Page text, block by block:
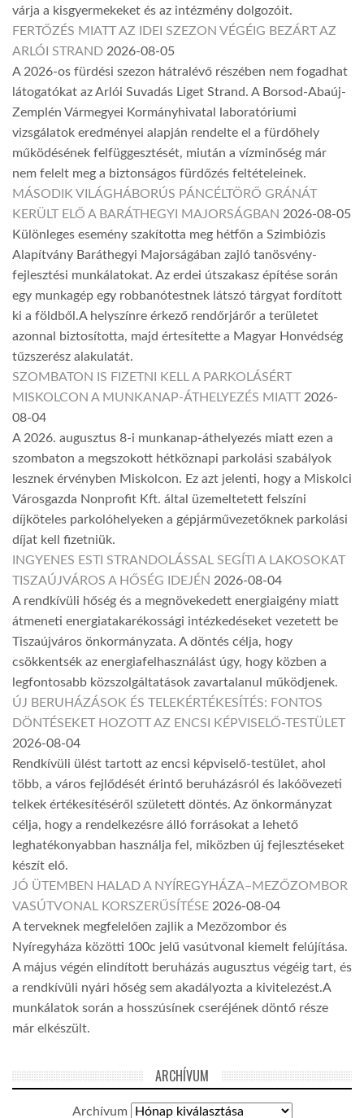
várja a kisgyermekeket és az intézmény dolgozóit.
FERTŐZÉS MIATT AZ IDEI SZEZON VÉGÉIG BEZÁRT AZ
ARLÓI STRAND 2026-08-05
A 2026-os fürdési szezon hátralévő részében nem fogadhat
látogatókat az Arlói Suvadás Liget Strand. A Borsod-Abaúj-
Zemplén Vármegyei Kormányhivatal laboratóriumi
vizsgálatok eredményei alapján rendelte el a fürdőhely
működésének felfüggesztését, miután a vízminőség már
nem felelt meg a biztonságos fürdőzés feltételeinek.
MÁSODIK VILÁGHÁBORÚS PÁNCÉLTÖRŐ GRÁNÁT
KERÜLT ELŐ A BARÁTHEGYI MAJORSÁGBAN 2026-08-05
Különleges esemény szakította meg hétfőn a Szimbiózis
Alapítvány Baráthegyi Majorságában zajló tanösvény-
fejlesztési munkálatokat. Az erdei útszakasz építése során
egy munkagép egy robbanótestnek látszó tárgyat fordított
ki a földből.A helyszínre érkező rendőrjárőr a területet
azonnal biztosította, majd értesítette a Magyar Honvédség
tűzszerész alakulatát.
SZOMBATON IS FIZETNI KELL A PARKOLÁSÉRT
MISKOLCON A MUNKANAP-ÁTHELYEZÉS MIATT 2026-
08-04
A 2026. augusztus 8-i munkanap-áthelyezés miatt ezen a
szombaton a megszokott hétköznapi parkolási szabályok
lesznek érvényben Miskolcon. Ez azt jelenti, hogy a Miskolci
Városgazda Nonprofit Kft. által üzemeltetett felszíni
díjköteles parkolóhelyeken a gépjárművezetőknek parkolási
díjat kell fizetniük.
INGYENES ESTI STRANDOLÁSSAL SEGÍTI A LAKOSOKAT
TISZAÚJVÁROS A HŐSÉG IDEJÉN 2026-08-04
A rendkívüli hőség és a megnövekedett energiaigény miatt
átmeneti energiatakarékossági intézkedéseket vezetett be
Tiszaújváros önkormányzata. A döntés célja, hogy
csökkentsék az energiafelhasználást úgy, hogy közben a
legfontosabb közszolgáltatások zavartalanul működjenek.
ÚJ BERUHÁZÁSOK ÉS TELEKÉRTÉKESÍTÉS: FONTOS
DÖNTÉSEKET HOZOTT AZ ENCSI KÉPVISELŐ-TESTÜLET
2026-08-04
Rendkívüli ülést tartott az encsi képviselő-testület, ahol
több, a város fejlődését érintő beruházásról és lakóövezeti
telkek értékesítéséről született döntés. Az önkormányzat
célja, hogy a rendelkezésre álló forrásokat a lehető
leghatékonyabban használja fel, miközben új fejlesztéseket
készít elő.
JÓ ÜTEMBEN HALAD A NYÍREGYHÁZA–MEZŐZOMBOR
VASÚTVONAL KORSZERŰSÍTÉSE 2026-08-04
A terveknek megfelelően zajlik a Mezőzombor és
Nyíregyháza közötti 100c jelű vasútvonal kiemelt felújítása.
A május végén elindított beruházás augusztus végéig tart, és
a rendkívüli nyári hőség sem akadályozta a kivitelezést.A
munkálatok során a hosszúsínek cseréjének döntő része
már elkészült.
ARCHÍVUM
Archívum